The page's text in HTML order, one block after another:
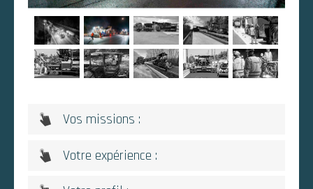
Vos missions :
Votre expérience :